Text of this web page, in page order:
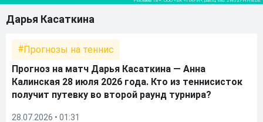
Дарья Касаткина
Прогнозы на теннис
Прогноз на матч Дарья Касаткина — Анна
Калинская 28 июля 2026 года. Кто из теннисисток
получит путевку во второй раунд турнира?
28.07.2026 • 01:31